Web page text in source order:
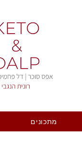
מתכונים